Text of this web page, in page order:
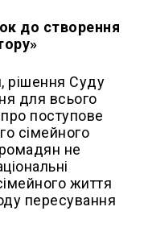
до створення
рішення Суду
для всього
поступове
сімейного
не
життя
пересування